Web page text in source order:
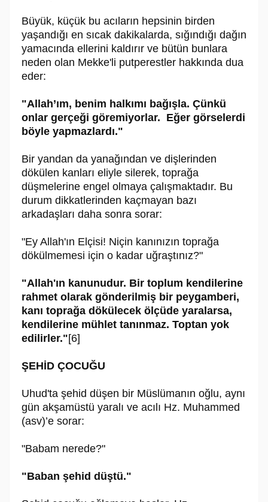
Büyük, küçük bu acıların hepsinin birden
yaşandığı en sıcak dakikalarda, sığındığı dağın
yamacında ellerini kaldırır ve bütün bunlara
neden olan Mekke'li putperestler hakkında dua
eder:
"Allah’ım, benim halkımı bağışla. Çünkü
onlar gerçeği göremiyorlar. Eğer görselerdi
böyle yapmazlardı."
Bir yandan da yanağından ve dişlerinden
dökülen kanları eliyle silerek, toprağa
düşmelerine engel olmaya çalışmaktadır. Bu
durum dikkatlerinden kaçmayan bazı
arkadaşları daha sonra sorar:
"Ey Allah'ın Elçisi! Niçin kanınızın toprağa
dökülmemesi için o kadar uğraştınız?"
"Allah'ın kanunudur. Bir toplum kendilerine
rahmet olarak gönderilmiş bir peygamberi,
kanı toprağa dökülecek ölçüde yaralarsa,
kendilerine mühlet tanınmaz. Toptan yok
edilirler."[6]
ŞEHİD ÇOCUĞU
Uhud'ta şehid düşen bir Müslümanın oğlu, aynı
gün akşamüstü yaralı ve acılı Hz. Muhammed
(asv)’e sorar:
"Babam nerede?"
"Baban şehid düştü."